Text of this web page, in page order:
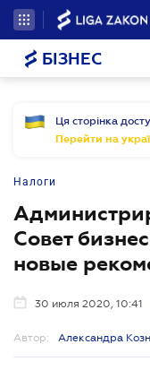
БІЗНЕС
Ця сторінка
Перейти на
Налоги
Совет
новые
30 июля 2020, 10:41
Автор: Александра